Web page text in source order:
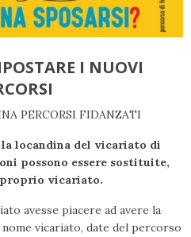
I NUOVI
PERCORSI FIDANZATI
locandina del vicariato di
possono essere sostituite,
vicariato.
avesse piacere ad avere la
vicariato, date del percorso